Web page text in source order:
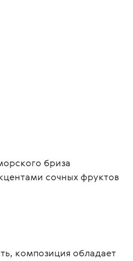
бриза
сочных фруктов
композиция обладает